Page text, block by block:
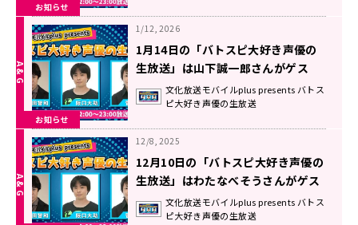
お知らせ
お知らせ
1/12, 2026
1月14日の「バトスピ大好き声優の
生放送」は山下誠一郎さんがゲス
ト！ 文化放送モバイルplus presents バトス
ピ大好き声優の生放送
12/8, 2025
12月10日の「バトスピ大好き声優の
生放送」はわたなべそうさんがゲス
ト！ 文化放送モバイルplus presents バトス
ピ大好き声優の生放送